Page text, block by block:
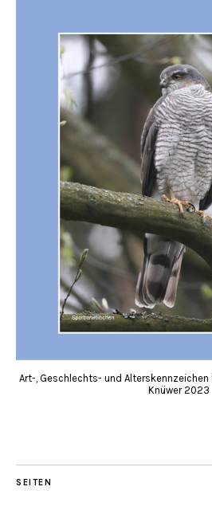
Art-, Geschlechts- und Alterskennzeichen
Knüwer 2023
SEITEN